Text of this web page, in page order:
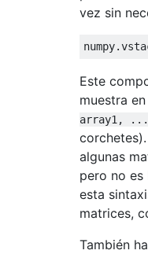
vez sin
numpy.
Este
muestra
array1,
algunas
pero no es
esta
matrices,
También